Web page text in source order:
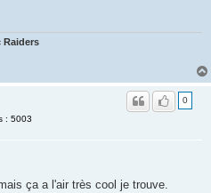
Raiders
: 5003
0
ça a l'air très cool je trouve.